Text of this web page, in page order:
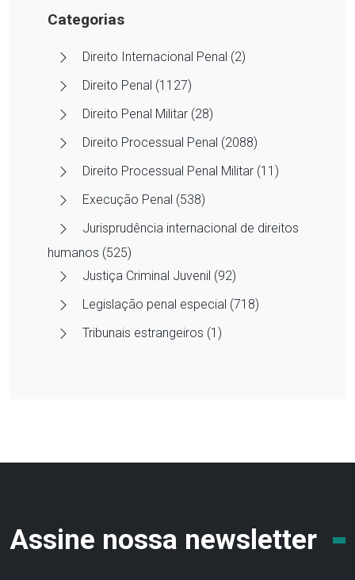
Categorias
Direito Internacional Penal (2)
Direito Penal (1127)
Direito Penal Militar (28)
Direito Processual Penal (2088)
Direito Processual Penal Militar (11)
Execução Penal (538)
Jurisprudência internacional de direitos
humanos (525)
Justiça Criminal Juvenil (92)
Legislação penal especial (718)
Tribunais estrangeiros (1)
Assine nossa newsletter